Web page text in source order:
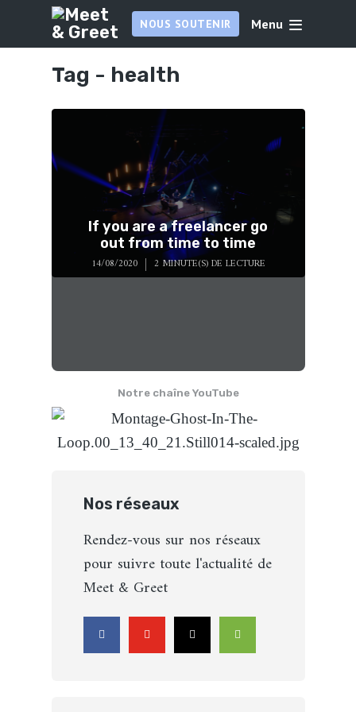
NOUS SOUTENIR Menu
Tag - health
If you are a freelancer go
out from time to time
14/08/2020 2 MINUTE(S) DE LECTURE
Notre chaîne YouTube
Nos réseaux
Rendez-vous sur nos réseaux
pour suivre toute l'actualité de
Meet & Greet